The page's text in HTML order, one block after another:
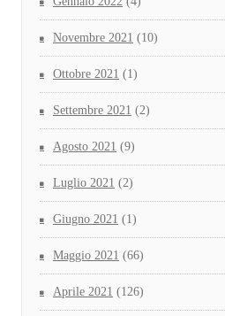
Novembre 2021 (10)
Ottobre 2021 (1)
Settembre 2021 (2)
Agosto 2021 (9)
Luglio 2021 (2)
Giugno 2021 (1)
Maggio 2021 (66)
Aprile 2021 (126)